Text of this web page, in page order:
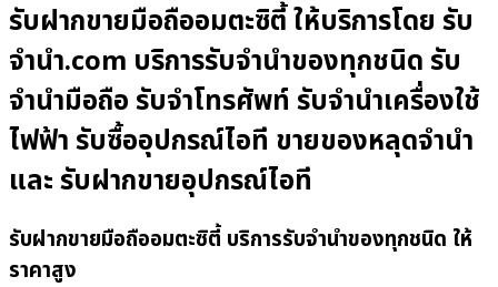
รับฝากขายมือถืออมตะซิตี้ ให้บริการโดย รับ
จํานํา.com บริการรับจำนำของทุกชนิด รับ
จำนำมือถือ รับจำโทรศัพท์ รับจำนำเครื่องใช้
ไฟฟ้า รับซื้ออุปกรณ์ไอที ขายของหลุดจำนำ
และ รับฝากขายอุปกรณ์ไอที
รับฝากขายมือถืออมตะซิตี้ บริการรับจำนำของทุกชนิด ให้
ราคาสูง